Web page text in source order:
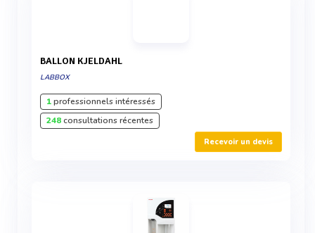
BALLON KJELDAHL
LABBOX
1professionnels intéressés
248consultations récentes
Recevoir un devis